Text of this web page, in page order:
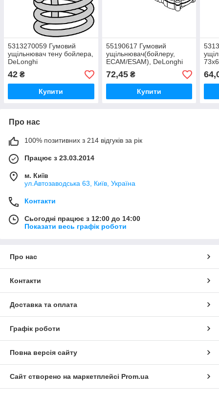
5313270059 Гумовий
ущільнювач тену бойлера,
DeLonghi
42 ₴
Купити
55190617 Гумовий
ущільнювач(бойлеру,
ECAM/ESAM), DeLonghi
72,45₴
Купити
Про нас
100% позитивних з 214 відгуків за рік
Працює з 23.03.2014
м. Київ
ул.Автозаводська 63, Київ, Україна
Контакти
Сьогодні працює з 12:00 до 14:00
Показати весь графік роботи
Про нас
Контакти
Доставка та оплата
Графік роботи
Повна версія сайту
Сайт створено на маркетплейсі Prom.ua